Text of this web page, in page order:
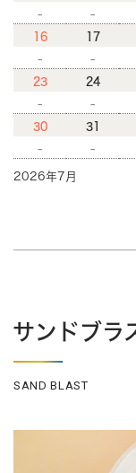
- -
16
-
17
-
23
-
24
-
30
-
31
-
2026年7月
サンドブラ
SAND BLAST